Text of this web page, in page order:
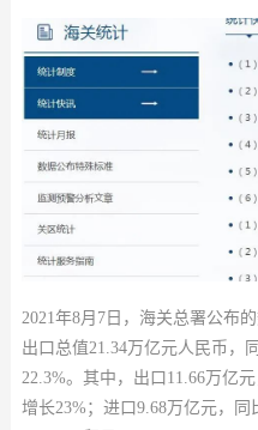
2021年8月7日，海关总署公布
出口总值21.34万亿元人民币，
22.3%。其中，出口11.66万亿
增长23%；进口9.68万亿元，同